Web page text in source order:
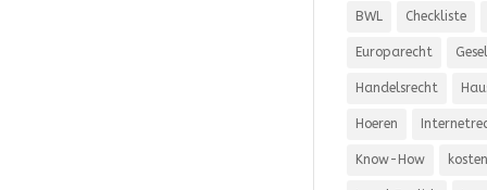
BWL Checkliste
Europarecht
Handelsrecht
Hoeren
Know-How